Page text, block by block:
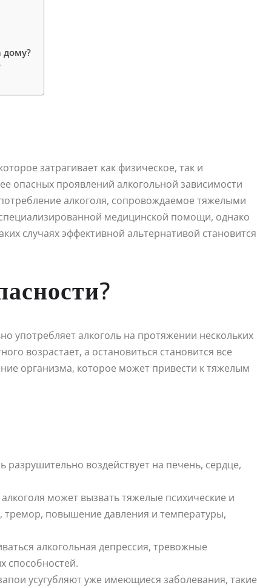
дому?
затрагивает как физическое, так и
опасных проявлений алкогольной зависимости
алкоголя, сопровождаемое тяжелыми
медицинской помощи, однако
случаях эффективной альтернативой становится
употребляет алкоголь на протяжении нескольких
возрастает, а остановиться становится все
организма, которое может привести к тяжелым
разрушительно воздействует на печень, сердце,
может вызвать тяжелые психические и
тремор, повышение давления и температуры,
алкогольная депрессия, тревожные
способностей.
усугубляют уже имеющиеся заболевания, такие